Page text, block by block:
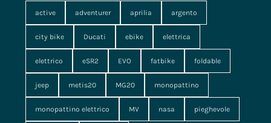
active adventurer aprilia argento
city bike Ducati ebike elettrica
elettrico eSR2 EVO fatbike foldable
jeep metis20 MG20 monopattino
monopattino elettrico MV nasa pieghevole